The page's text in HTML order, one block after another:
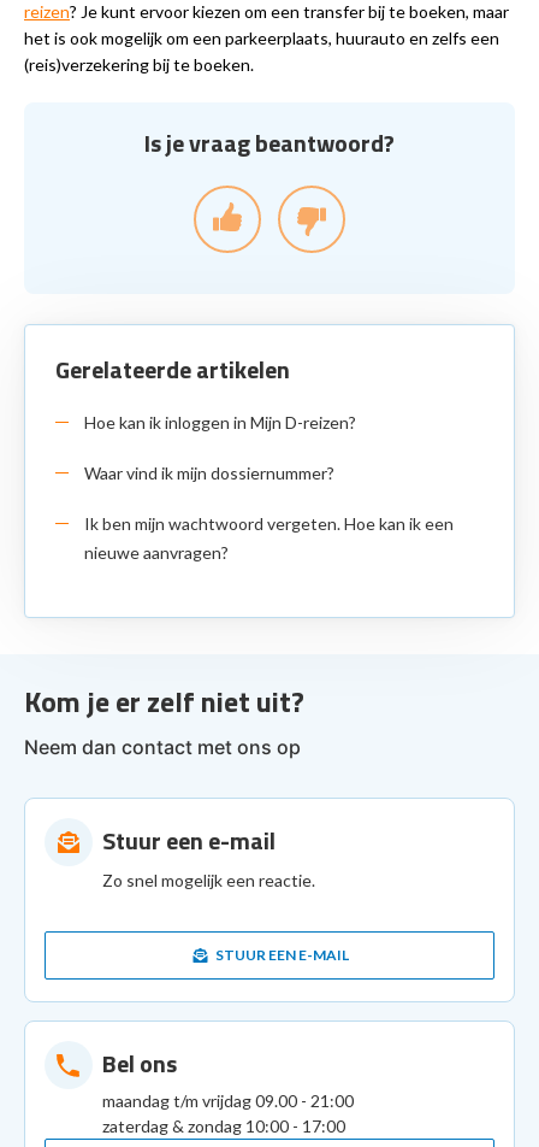
reizen? Je kunt ervoor kiezen om een transfer bij te boeken, maar
het is ook mogelijk om een parkeerplaats, huurauto en zelfs een
(reis)verzekering bij te boeken.
Is je vraag beantwoord?
Gerelateerde artikelen
Hoe kan ik inloggen in Mijn D-reizen?
Waar vind ik mijn dossiernummer?
Ik ben mijn wachtwoord vergeten. Hoe kan ik een
nieuwe aanvragen?
Kom je er zelf niet uit?
Neem dan contact met ons op
Stuur een e-mail
Zo snel mogelijk een reactie.
STUUR EEN E-MAIL
Bel ons
maandag t/m vrijdag 09.00 - 21:00
zaterdag & zondag 10:00 - 17:00